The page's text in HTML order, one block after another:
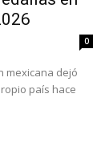
0
país hace